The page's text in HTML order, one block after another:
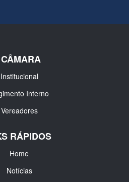
Institucional
Interno
Vereadores
RÁPIDOS
Home
Notícias